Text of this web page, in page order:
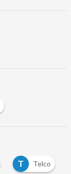
T
Telco